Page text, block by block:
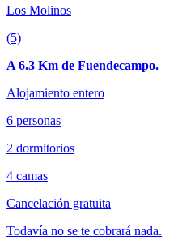
Los Molinos
(5)
A 6.3 Km de Fuendecampo.
Alojamiento entero
6 personas
2 dormitorios
4 camas
Cancelación gratuita
Todavía no se te cobrará nada.